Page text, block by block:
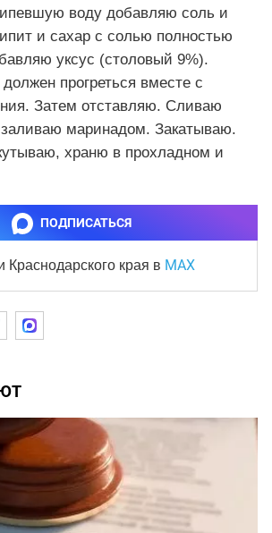
воду добавляю соль и
и сахар с солью полностью
уксус (столовый 9%).
прогреться вместе с
Затем отставляю. Сливаю
заливаю маринадом. Закатываю.
храню в прохладном и
ПОДПИСАТЬСЯ
Краснодарского края в MAX